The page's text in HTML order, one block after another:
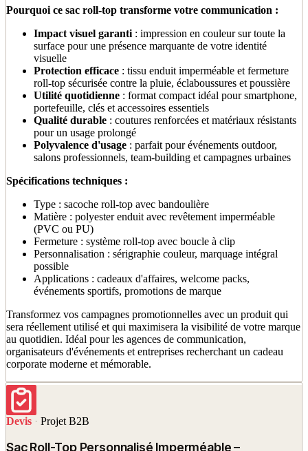
Pourquoi ce sac roll-top transforme votre communication :
Impact visuel garanti : impression en couleur sur toute la
surface pour une présence marquante de votre identité
visuelle
Protection efficace : tissu enduit imperméable et fermeture
roll-top sécurisée contre la pluie, éclaboussures et poussière
Utilité quotidienne : format compact idéal pour smartphone,
portefeuille, clés et accessoires essentiels
Qualité durable : coutures renforcées et matériaux résistants
pour un usage prolongé
Polyvalence d'usage : parfait pour événements outdoor,
salons professionnels, team-building et campagnes urbaines
Spécifications techniques :
Type : sacoche roll-top avec bandoulière
Matière : polyester enduit avec revêtement imperméable
(PVC ou PU)
Fermeture : système roll-top avec boucle à clip
Personnalisation : sérigraphie couleur, marquage intégral
possible
Applications : cadeaux d'affaires, welcome packs,
événements sportifs, promotions de marque
Transformez vos campagnes promotionnelles avec un produit qui
sera réellement utilisé et qui maximisera la visibilité de votre marque
au quotidien. Idéal pour les agences de communication,
organisateurs d'événements et entreprises recherchant un cadeau
corporate moderne et mémorable.
Devis · Projet B2B
Sac Roll-Top Personnalisé Imperméable –